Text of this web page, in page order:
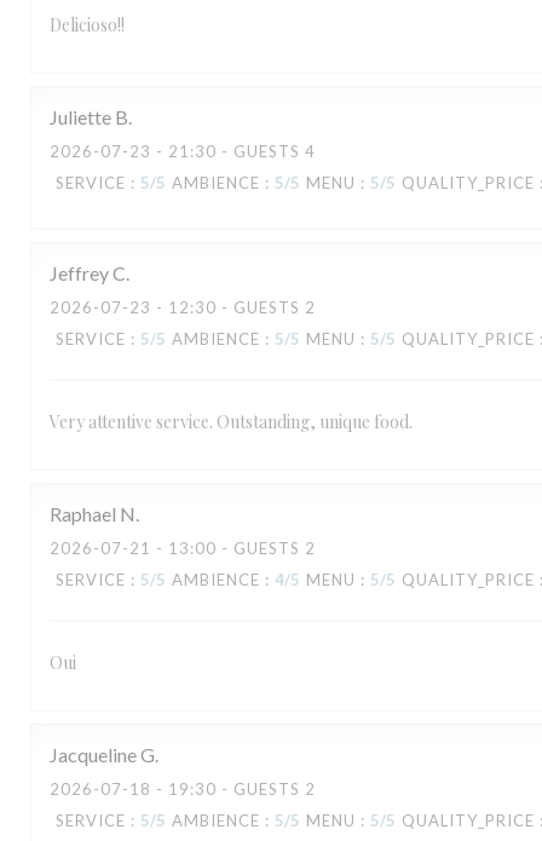
Delicioso!!
Juliette B
2026-07-23 - 21:30 - GUESTS 4
SERVICE : 5/5 AMBIENCE : 5/5 MENU : 5/5 QUALITY_PRICE
JeffreyC
2026-07-23 - 12:30 - GUESTS 2
SERVICE : 5/5 AMBIENCE : 5/5 MENU : 5/5 QUALITY_PRICE
Very attentive service. Outstanding, unique food.
Raphael N
2026-07-21 - 13:00 - GUESTS 2
SERVICE : 5/5 AMBIENCE : 4/5 MENU : 5/5 QUALITY_PRICE
Oui
JacquelineG
2026-07-18 - 19:30 - GUESTS 2
SERVICE : 5/5 AMBIENCE : 5/5 MENU : 5/5 QUALITY_PRICE